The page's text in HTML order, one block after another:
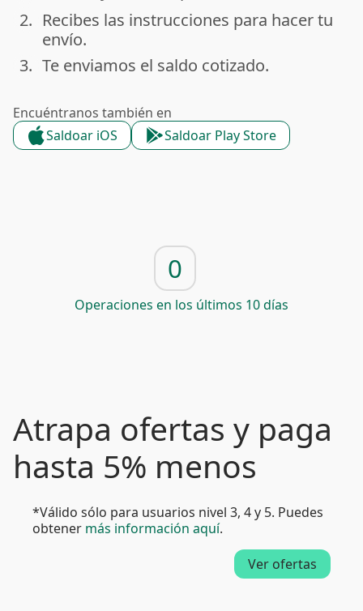
done
2. Recibes las instrucciones para hacer tu
envío.
done
3. Te enviamos el saldo cotizado.
Encuéntranos también en
Saldoar iOS
Saldoar Play Store
0
Operaciones en los últimos 10 días
Atrapa ofertas y paga
hasta 5% menos
*Válido sólo para usuarios nivel 3, 4 y 5. Puedes
obtener más información aquí.
Ver ofertas